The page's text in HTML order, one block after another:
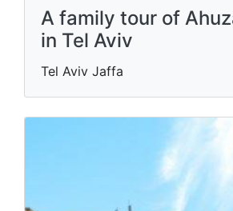
A family tour of
in Tel Aviv
Tel Aviv Jaffa